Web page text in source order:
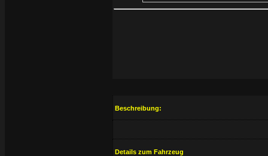
Beschreibung:
Details zum Fahrzeug